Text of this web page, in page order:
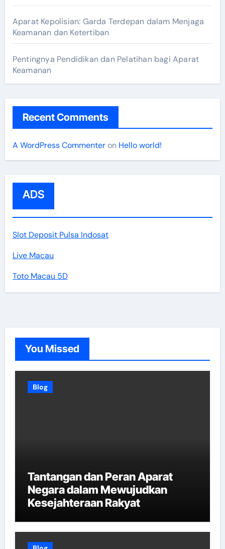
Aparat Kepolisian: Garda Terdepan dalam Menjaga
Keamanan dan Ketertiban
Pentingnya Pendidikan dan Pelatihan bagi Aparat
Keamanan
Recent Comments
A WordPress Commenteron Hello world!
ADS
Slot Deposit Pulsa Indosat
Live Macau
Toto Macau 5D
You Missed
Blog
Tantangan dan Peran Aparat
Negara dalam Mewujudkan
Kesejahteraan Rakyat